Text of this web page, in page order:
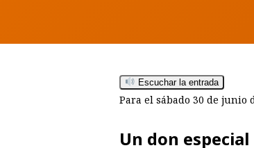
Escuchar la entrada
Para el sábado 30 de junio
Un don especial